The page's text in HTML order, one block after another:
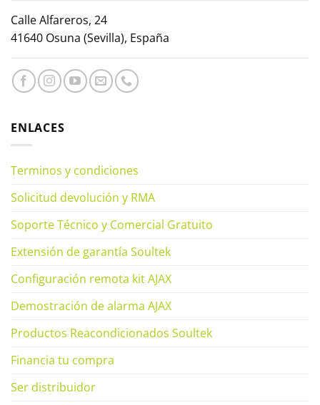
Calle Alfareros, 24
41640 Osuna (Sevilla), España
ENLACES
Terminos y condiciones
Solicitud devolución y RMA
Soporte Técnico y Comercial Gratuito
Extensión de garantía Soultek
Configuración remota kit AJAX
Demostración de alarma AJAX
Productos Reacondicionados Soultek
Financia tu compra
Ser distribuidor